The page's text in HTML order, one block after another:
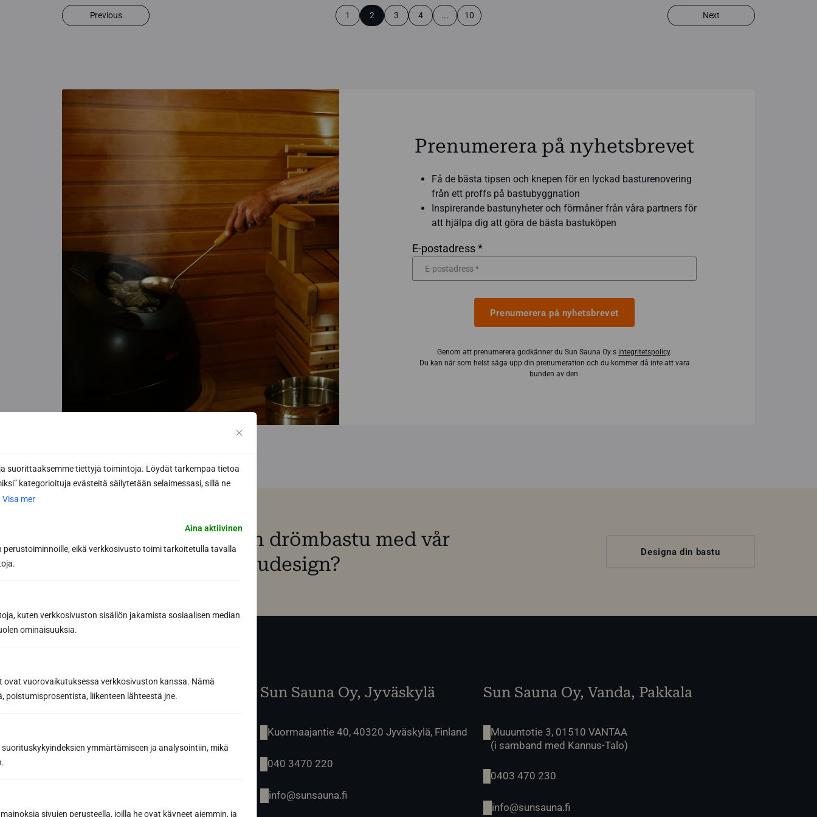
suorittaaksemme tiettyjä toimintoja. Löydät tarkempaa tietoa
kategorioituja evästeitä säilytetään selaimessasi, sillä ne
Visa mer
Aina aktiivinen
eikä verkkosivusto toimi tarkoitetulla tavalla
kuten verkkosivuston sisällön jakamista sosiaalisen median
ominaisuuksia.
vuorovaikutuksessa verkkosivuston kanssa. Nämä
liikenteen lähteestä jne.
ymmärtämiseen ja analysointiin, mikä
sivujen perusteella, joilla he ovat käyneet aiemmin, ja
Previous 1 2 3 4 ... 10 Next
Prenumerera på nyhetsbrevet
Få de bästa tipsen och knepen för en lyckad basturenovering
från ett proffs på bastubyggnation
Inspirerande bastunyheter och förmåner från våra partners för
att hjälpa dig att göra de bästa bastuköpen
E-postadress *
Prenumerera på nyhetsbrevet
Genom att prenumerera godkänner du Sun Sauna Oy:s integritetspolicy.
Du kan när som helst säga upp din prenumeration och du kommer då inte att vara
bunden av den.
Har du redan ritat din drömbastu med vår
programvara för bastudesign?
Designa din bastu
Startsida
Renovering av bastu
Inspiration
Produkter
Sun Sauna Oy, Jyväskylä
Kuormaajantie 40, 40320 Jyväskylä, Finland
040 3470 220
info@sunsauna.fi
Sun Sauna Oy, Vanda, Pakkala
Muuuntotie 3, 01510 VANTAA
(i samband med Kannus-Talo)
0403 470 230
info@sunsauna.fi